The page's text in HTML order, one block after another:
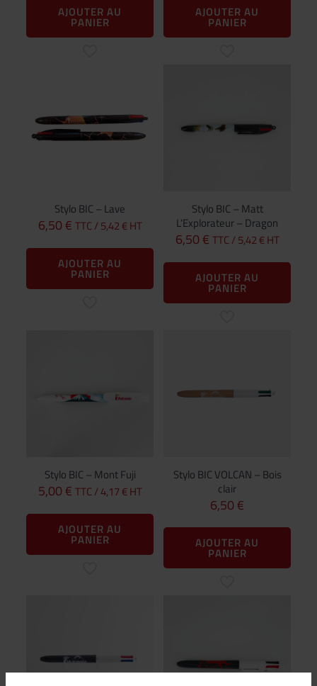
AJOUTER AU
PANIER
AJOUTER AU
PANIER
Stylo BIC – Lave
6,50€ TTC /5,42 €HT
AJOUTER AU
PANIER
Stylo BIC – Matt
L’Explorateur – Dragon
6,50€ TTC /5,42 €HT
AJOUTER AU
PANIER
Stylo BIC – Mont Fuji
5,00€ TTC /4,17 €HT
AJOUTER AU
PANIER
Stylo BIC VOLCAN – Bois
clair
6,50€
AJOUTER AU
PANIER